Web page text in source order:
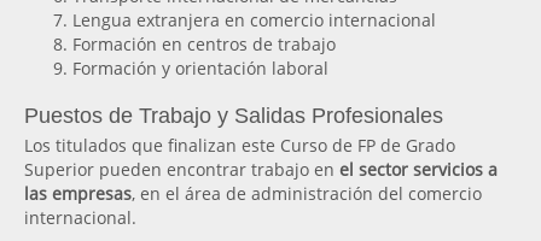
Lengua extranjera en comercio internacional
Formación en centros de trabajo
Formación y orientación laboral
Puestos de Trabajo y Salidas Profesionales
Los titulados que finalizan este Curso de FP de Grado
Superior pueden encontrar trabajo en el sector servicios a
las empresas, en el área de administración del comercio
internacional.